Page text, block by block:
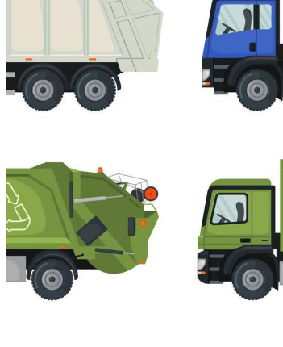
Redactionele Afbeeldingen
Redactionele Evenementen